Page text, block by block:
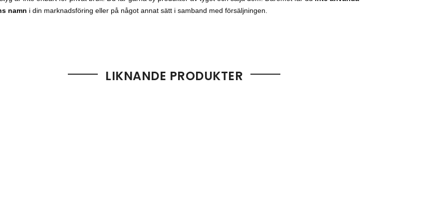
namn idin marknadsföringeller på någotannatsätt isamband medförsäljningen.
LIKNANDE PRODUKTER